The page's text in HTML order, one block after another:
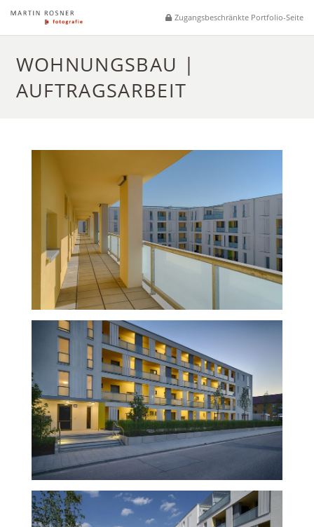
Zugangsbeschränkte Portfolio-Seite
WOHNUNGSBAU |
AUFTRAGSARBEIT